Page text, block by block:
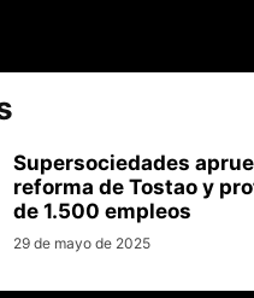
Supersociedades
reforma de Tostao y
de 1.500 empleos
29 de mayo de 2025